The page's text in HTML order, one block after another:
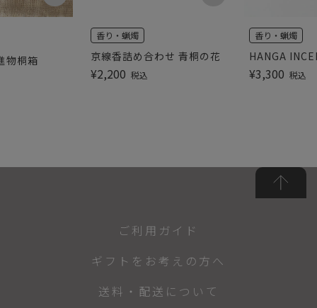
物桐箱 京線香詰め合わせ 青桐の花
香り・蝋燭
¥2,200 税込
HANGA
香り・蝋燭
¥3,300 税込
ご利用ガイド
ギフトをお考えの方へ
送料・配送について